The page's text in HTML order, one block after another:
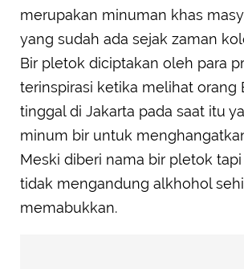
merupakan minuman khas
yang sudah ada sejak zaman
Bir pletok diciptakan oleh para
terinspirasi ketika melihat orang
tinggal di Jakarta pada saat itu
minum bir untuk
Meski diberi nama bir pletok
tidak mengandung alkhohol
memabukkan.